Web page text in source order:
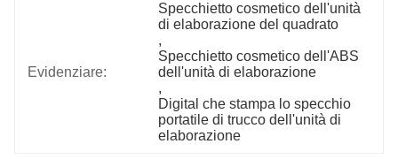
Evidenziare:
Specchietto cosmetico dell'unità
di elaborazione del quadrato
,
Specchietto cosmetico dell'ABS
dell'unità di elaborazione
,
Digital che stampa lo specchio
portatile di trucco dell'unità di
elaborazione